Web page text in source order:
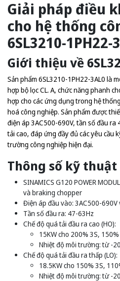
Giải pháp điều
cho hệ thống
6SL3210-1PH22-
Giới thiệu về
Sản phẩm 6SL3210-1PH22-3AL0 là
hợp bộ lọc CL. A, chức năng phanh
hợp cho các ứng dụng trong hệ
hoá công nghiệp. Sản phẩm được
điện áp 3AC500-690V, tần số đầu ra
tải cao, đáp ứng đầy đủ các yêu cầu
trường công nghiệp hiện đại.
Thông số kỹ
SINAMICS G120 POWER
và braking chopper
Điện áp đầu vào: 3AC500-
Tần số đầu ra: 47-63Hz
Chế độ quá tải đầu ra cao (HO):
15KW cho 200% 3S,
Nhiệt độ môi trường: từ -
Chế độ quá tải đầu ra thấp (LO):
18.5KW cho 150% 3S,
Nhiệt độ môi trường: từ -